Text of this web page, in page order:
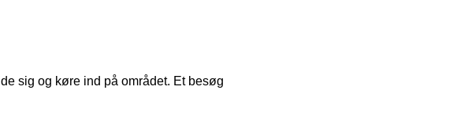
sig og køre ind på området. Et besøg